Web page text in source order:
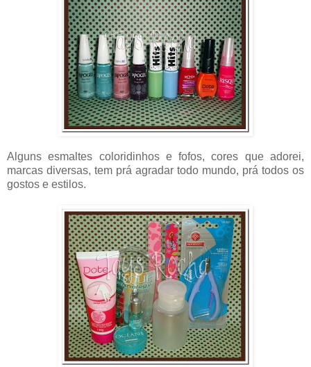
Alguns esmaltes coloridinhos e fofos, cores que adorei,
marcas diversas, tem prá agradar todo mundo, prá todos os
gostos e estilos.